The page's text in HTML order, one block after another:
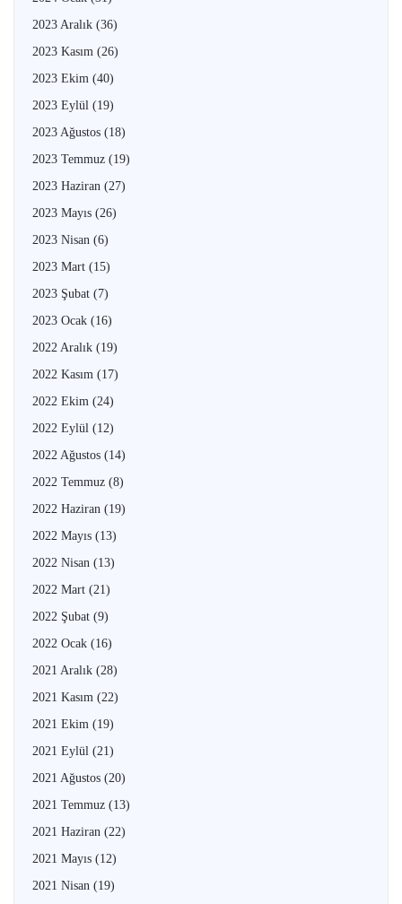
2023 Aralık (36)
2023 Kasım (26)
2023 Ekim (40)
2023 Eylül (19)
2023 Ağustos (18)
2023 Temmuz (19)
2023 Haziran (27)
2023 Mayıs (26)
2023 Nisan (6)
2023 Mart (15)
2023 Şubat (7)
2023 Ocak (16)
2022 Aralık (19)
2022 Kasım (17)
2022 Ekim (24)
2022 Eylül (12)
2022 Ağustos (14)
2022 Temmuz (8)
2022 Haziran (19)
2022 Mayıs (13)
2022 Nisan (13)
2022 Mart (21)
2022 Şubat (9)
2022 Ocak (16)
2021 Aralık (28)
2021 Kasım (22)
2021 Ekim (19)
2021 Eylül (21)
2021 Ağustos (20)
2021 Temmuz (13)
2021 Haziran (22)
2021 Mayıs (12)
2021 Nisan (19)